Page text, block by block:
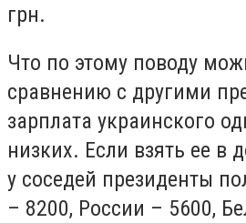
грн.
Что по этому поводу
сравнению с другими
зарплата украинского
низких. Если взять ее в
у соседей президенты
– 8200, России – 5600,